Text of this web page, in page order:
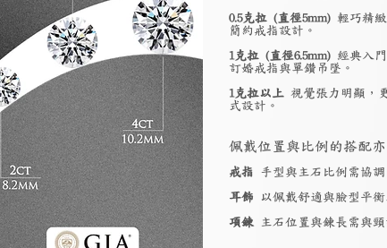
0.5克拉 (直徑5mm) 輕巧精
簡約戒指設計。
1克拉 (直徑6.5mm) 經典入
訂婚戒指與單鑽吊墜。
1克拉以上 視覺張力明顯，
式設計。
佩戴位置與比例的搭配
戒指 手型與主石比例需協
耳飾 以佩戴舒適與臉型平
項鍊 主石位置與鍊長需與